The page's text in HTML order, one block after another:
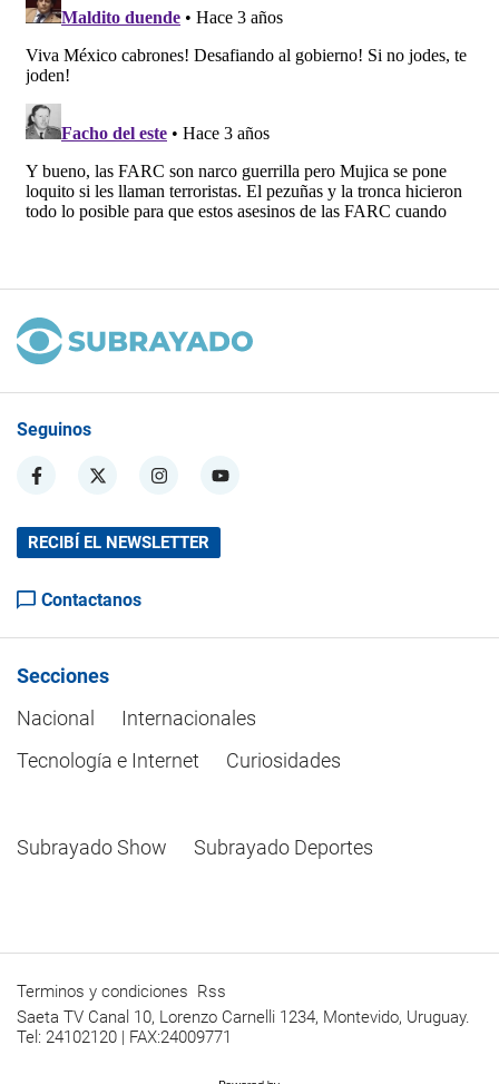
Seguinos
RECIBÍ EL NEWSLETTER
Contactanos
Secciones
Nacional
Internacionales
Tecnología e Internet
Curiosidades
Subrayado Show Subrayado Deportes
Terminos y condiciones Rss
Saeta TV Canal 10, Lorenzo Carnelli 1234, Montevido, Uruguay.
Tel: 24102120 | FAX:24009771